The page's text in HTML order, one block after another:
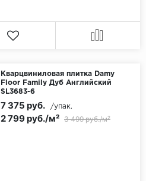
SPC Alta Step
SPC Betta
Кварцвиниловая плитка Damy
Floor Family Дуб Английский
SL3683-6
2 799 руб./м² 3 499 руб./м²
7 375 руб. /упак.